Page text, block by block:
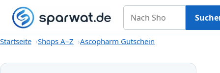
Startseite
GutscheineShops A–Z KategorienMagazin
Nach Shop suchen
Startseite Shops A–Z Ascopharm Gutschein